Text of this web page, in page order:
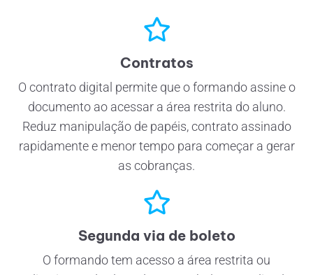
Contratos
O contrato digital permite que o formando assine o
documento ao acessar a área restrita do aluno.
Reduz manipulação de papéis, contrato assinado
rapidamente e menor tempo para começar a gerar
as cobranças.
Segunda via de boleto
O formando tem acesso a área restrita ou